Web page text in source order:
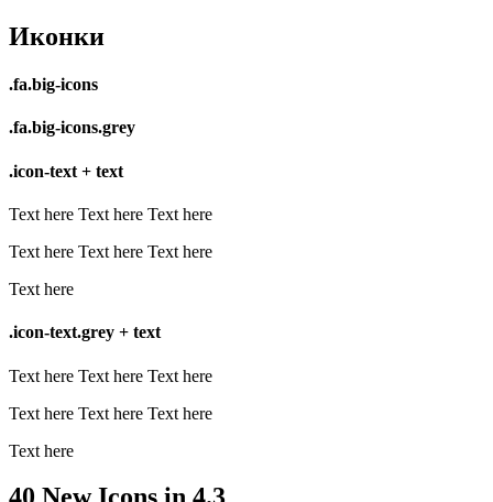
Иконки
.fa.big-icons
.fa.big-icons.grey
.icon-text + text
Text here Text here Text here
Text here Text here Text here
Text here
.icon-text.grey + text
Text here Text here Text here
Text here Text here Text here
Text here